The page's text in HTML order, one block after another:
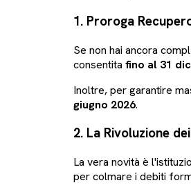
1. Proroga
Se non hai ancora
consentita fino al 31
Inoltre, per garantire
giugno 2026.
2. La Rivoluzione
La vera novità è
per colmare i debiti